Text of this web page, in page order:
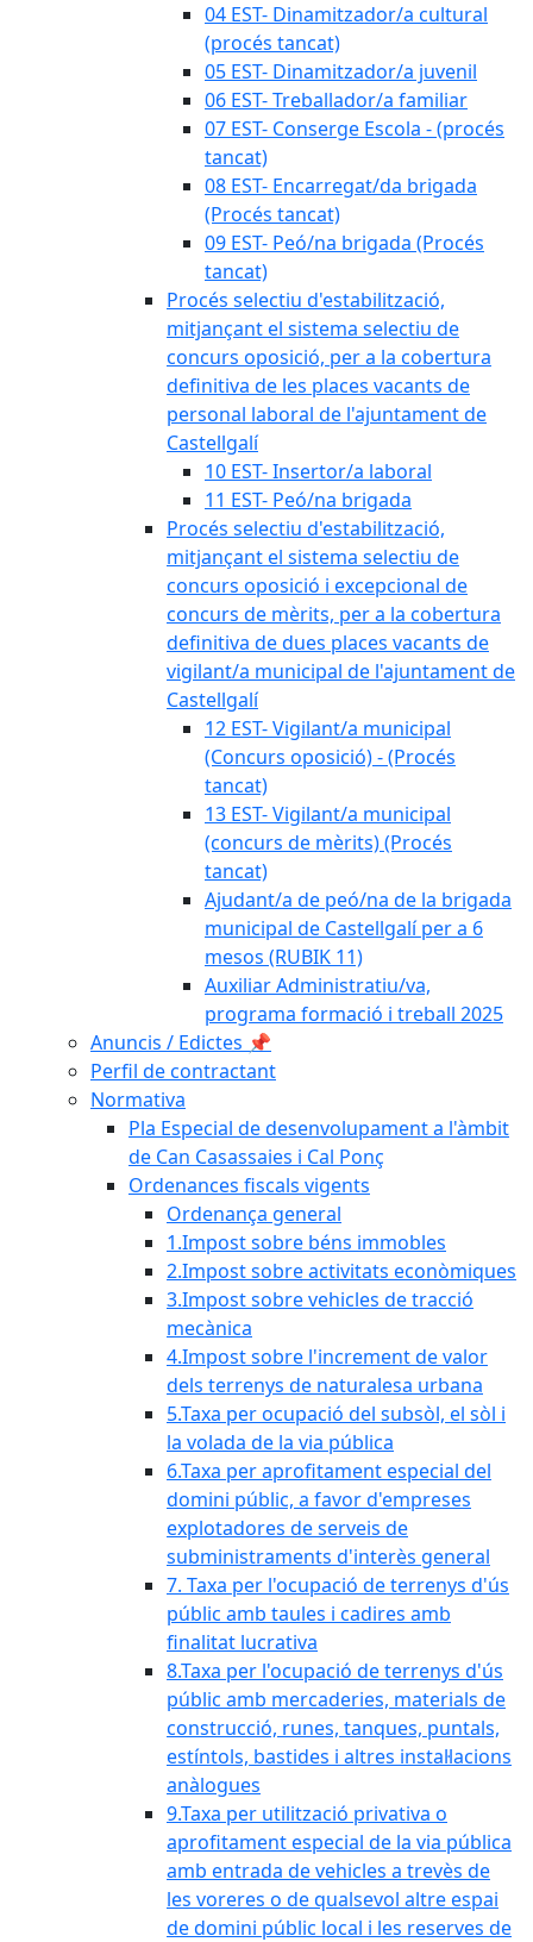
04 EST- Dinamitzador/a cultural
(procés tancat)
05 EST- Dinamitzador/a juvenil
06 EST- Treballador/a familiar
07 EST- Conserge Escola - (procés
tancat)
08 EST- Encarregat/da brigada
(Procés tancat)
09 EST- Peó/na brigada (Procés
tancat)
Procés selectiu d'estabilització,
mitjançant el sistema selectiu de
concurs oposició, per a la cobertura
definitiva de les places vacants de
personal laboral de l'ajuntament de
Castellgalí
10 EST- Insertor/a laboral
11 EST- Peó/na brigada
Procés selectiu d'estabilització,
mitjançant el sistema selectiu de
concurs oposició i excepcional de
concurs de mèrits, per a la cobertura
definitiva de dues places vacants de
vigilant/a municipal de l'ajuntament de
Castellgalí
12 EST- Vigilant/a municipal
(Concurs oposició) - (Procés
tancat)
13 EST- Vigilant/a municipal
(concurs de mèrits) (Procés
tancat)
Ajudant/a de peó/na de la brigada
municipal de Castellgalí per a 6
mesos (RUBIK 11)
Auxiliar Administratiu/va,
programa formació i treball 2025
Anuncis / Edictes 📌
Perfil de contractant
Normativa
Pla Especial de desenvolupament a l'àmbit
de Can Casassaies i Cal Ponç
Ordenances fiscals vigents
Ordenança general
1.Impost sobre béns immobles
2.Impost sobre activitats econòmiques
3.Impost sobre vehicles de tracció
mecànica
4.Impost sobre l'increment de valor
dels terrenys de naturalesa urbana
5.Taxa per ocupació del subsòl, el sòl i
la volada de la via pública
6.Taxa per aprofitament especial del
domini públic, a favor d'empreses
explotadores de serveis de
subministraments d'interès general
7. Taxa per l'ocupació de terrenys d'ús
públic amb taules i cadires amb
finalitat lucrativa
8.Taxa per l'ocupació de terrenys d'ús
públic amb mercaderies, materials de
construcció, runes, tanques, puntals,
estíntols, bastides i altres instal·lacions
anàlogues
9.Taxa per utilització privativa o
aprofitament especial de la via pública
amb entrada de vehicles a trevès de
les voreres o de qualsevol altre espai
de domini públic local i les reserves de